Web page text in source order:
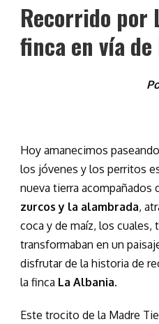
Recorrido por
finca en vía
Hoy amanecimos
los jóvenes y los perritos
nueva tierra acompañados
zurcos y la alambrada,
coca y de maíz, los cuales,
transformaban en un
disfrutar de la historia de
la finca La Albania.
Este trocito de la Madre